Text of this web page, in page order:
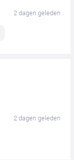
2 dagen geleden
2 dagen geleden